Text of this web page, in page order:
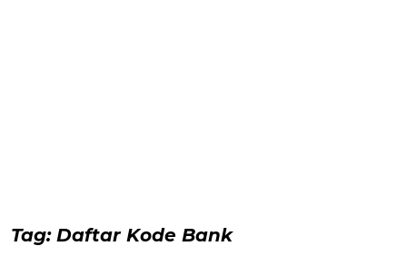
Tag: Daftar Kode Bank